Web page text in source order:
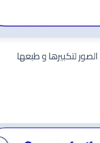
لتكبيرها و طبعها